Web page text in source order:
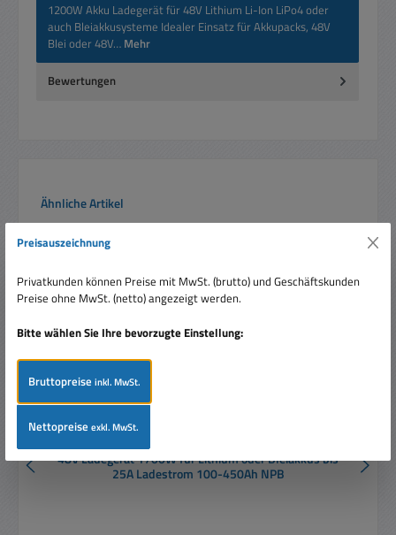
1200W Akku Ladegerät für 48V Lithium Li-Ion LiPo4 oder
auch Bleiakkusysteme Idealer Einsatz für Akkupacks, 48V
Blei oder 48V… Mehr
Bewertungen
Produktgalerie überspringen
Ähnliche Artikel
48V Ladegerät 1700W für Lithium oder Bleiakkus bis
25A Ladestrom 100-450Ah NPB
Preisauszeichnung
Privatkunden können Preise mit MwSt. (brutto) und Geschäftskunden
Preise ohne MwSt. (netto) angezeigt werden.
Bitte wählen Sie Ihre bevorzugte Einstellung:
Bruttopreiseinkl. MwSt.
Nettopreiseexkl. MwSt.